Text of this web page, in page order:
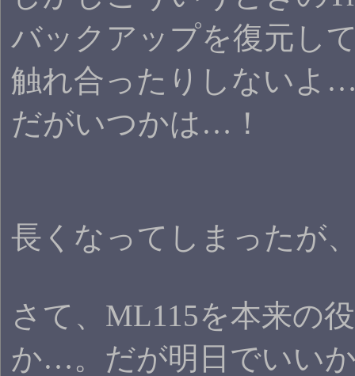
バックアップを復元し
触れ合ったりしないよ
だがいつかは…！
長くなってしまったが
さて、ML115を本来の
か…。だが明日でいい